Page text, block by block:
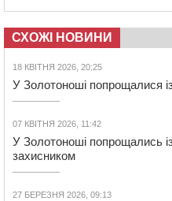
СХОЖІ НОВИНИ
18 КВІТНЯ 2026, 20:25
У Золотоноші попрощалися
07 КВІТНЯ 2026, 11:42
У Золотоноші попрощались
захисником
27 БЕРЕЗНЯ 2026, 09:13